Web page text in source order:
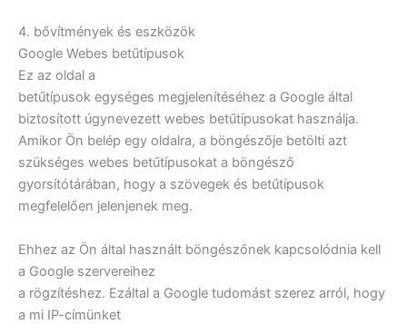
4. bővítmények és eszközök
Google Webes betűtípusok
Ez az oldal a
betűtípusok egységes megjelenítéséhez a Google által
biztosított úgynevezett webes betűtípusokat használja.
Amikor Ön belép egy oldalra, a böngészője betölti azt
szükséges webes betűtípusokat a böngésző
gyorsítótárában, hogy a szövegek és betűtípusok
megfelelően jelenjenek meg.
Ehhez az Ön által használt böngészőnek kapcsolódnia kell
a Google szervereihez
a rögzítéshez. Ezáltal a Google tudomást szerez arról, hogy
a mi IP-címünket